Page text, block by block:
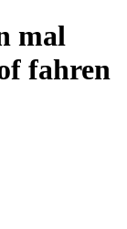
mal
fahren